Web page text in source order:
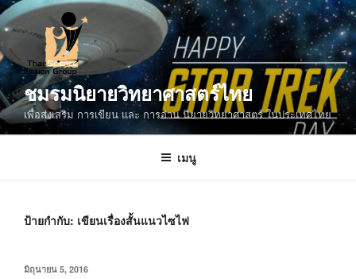
ข้าม
ไป
ยัง
บทความ
ชมรมนิยายวิทยาศาสตร์ไทย
เพื่อส่งเสริม การเขียน และ การอ่าน นิยายวิทยาศาสตร์ ในประเทศไทย
เมนู
ป้ายกำกับ: เขียนเรื่องสั้นแนวไซไฟ
เขียน
มิถุนายน 5, 2016